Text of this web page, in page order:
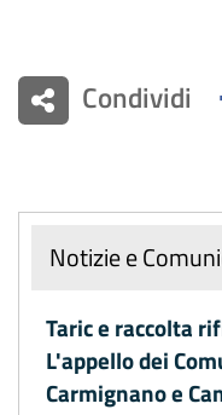
Condividi
Notizie e
Taric e raccolta
L'appello dei
Carmignano e